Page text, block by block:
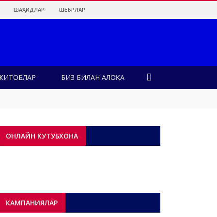
ШАҲИДЛАР ШЕЪРЛАР
КИТОБЛАР БИЗ БИЛАН АЛОҚА
ОНЛАЙН КУТУБХОНА
КАМПАНИЯЛАР